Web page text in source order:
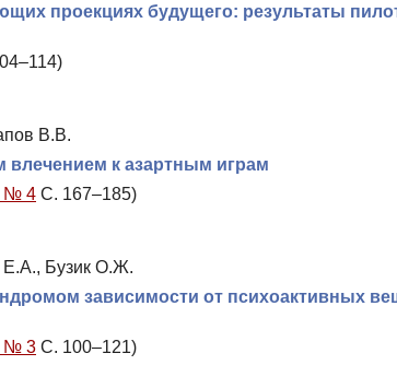
проекциях будущего: результаты
В.В.
влечением к азартным играм
№ 4 С. 167–185)
Бузик О.Ж.
зависимости от психоактивных
№ 3 С. 100–121)